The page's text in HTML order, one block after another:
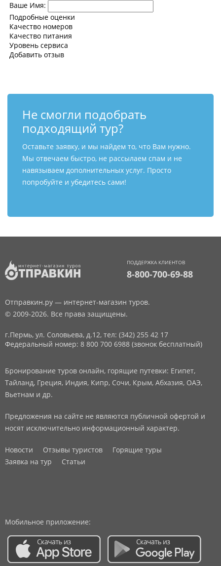
Ваше Имя:
Подробные оценки
Качество номеров
Качество питания
Уровень сервиса
Добавить отзыв
Не смогли подобрать
подходящий тур?
Оставьте заявку, и мы найдем то, что Вам нужно.
Мы отвечаем быстро, не рассылаем спам и не
навязываем дополнительных услуг. Просто
попробуйте и убедитесь сами!
ПОДДЕРЖКА КЛИЕНТОВ
8-800-700-69-88
Отправкин.ру — интернет-магазин туров.
© 2009-2026. Все права защищены.
г.Пермь, ул. Соловьева, д.12, тел: (342) 255 42 17
Федеральный номер: 8 800 700 6988 (звонок бесплатный)
Бронирование туров онлайн, горящие путевки: Египет,
Тайланд, Греция, Индия, Кипр, Сочи, Крым, Абхазия, ОАЭ,
Вьетнам и др.
Предложения на сайте не являются публичной офертой и
носят исключительно информационный характер.
Новости Отзывы туристов
Горящие туры
Заявка на тур
Статьи
Мобильное приложение: